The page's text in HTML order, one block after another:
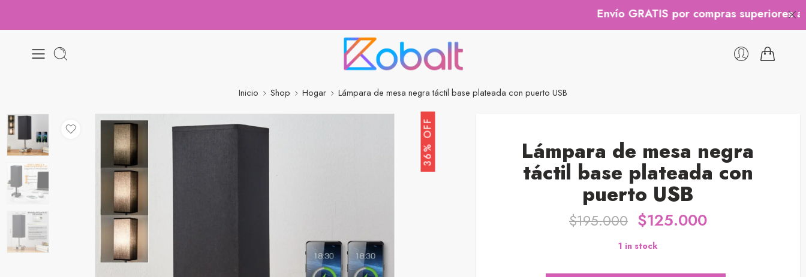
Envío GRATIS por compras superiores a
Inicio Shop Hogar Lámpara de mesa negra táctil base plateada con puerto USB
36% OFF Lámpara de mesa negra
táctil base plateada con
puerto USB
$195.000 $125.000
1 in stock